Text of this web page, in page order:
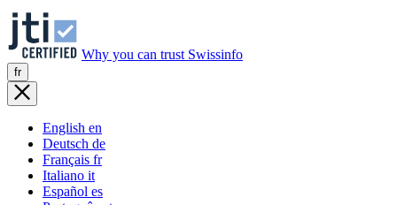
Why you can trust Swissinfo
fr
English en
Deutsch de
Français fr
Italiano it
Español es